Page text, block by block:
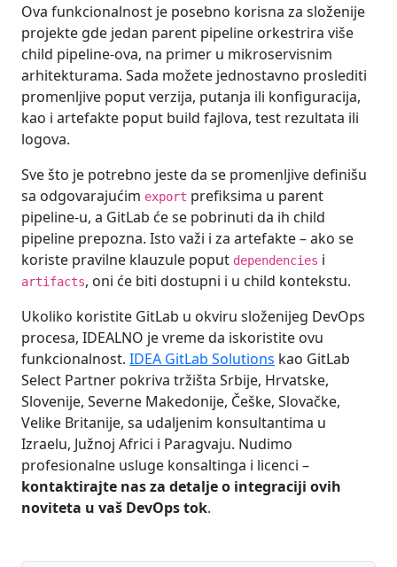
Ova funkcionalnost je posebno korisna za složenije
projekte gde jedan parent pipeline orkestrira više
child pipeline-ova, na primer u mikroservisnim
arhitekturama. Sada možete jednostavno proslediti
promenljive poput verzija, putanja ili konfiguracija,
kao i artefakte poput build fajlova, test rezultata ili
logova.
Sve što je potrebno jeste da se promenljive definišu
sa odgovarajućim export prefiksima u parent
pipeline-u, a GitLab će se pobrinuti da ih child
pipeline prepozna. Isto važi i za artefakte – ako se
koriste pravilne klauzule poput dependencies i
artifacts, oni će biti dostupni i u child kontekstu.
Ukoliko koristite GitLab u okviru složenijeg DevOps
procesa, IDEALNO je vreme da iskoristite ovu
funkcionalnost. IDEA GitLab Solutions kao GitLab
Select Partner pokriva tržišta Srbije, Hrvatske,
Slovenije, Severne Makedonije, Češke, Slovačke,
Velike Britanije, sa udaljenim konsultantima u
Izraelu, Južnoj Africi i Paragvaju. Nudimo
profesionalne usluge konsaltinga i licenci –
kontaktirajte nas za detalje o integraciji ovih
noviteta u vaš DevOps tok.